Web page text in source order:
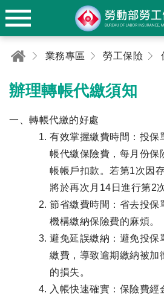
業務專區 勞工保險
辦理轉帳代繳須知
一、轉帳代繳的好處
有效掌握繳費時間：投保
帳代繳保險費，每月份保
帳帳戶扣款。若第1次因
將於再次月14日進行第2
節省繳費時間：省去投保
機構繳納保險費的麻煩。
避免延誤繳納：避免投保
繳費，導致逾期繳納被加
的損失。
入帳快速確實：保險費經